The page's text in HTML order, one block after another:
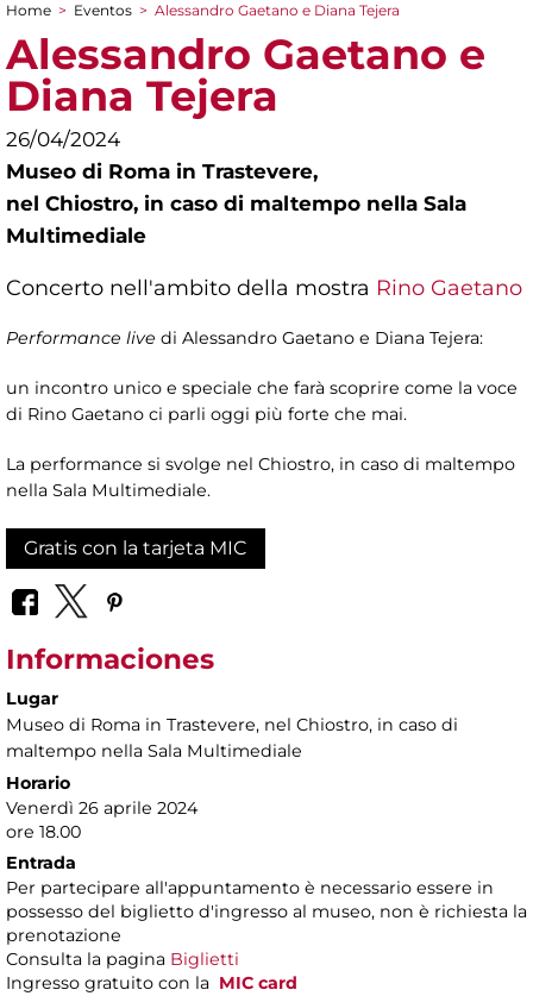
You are here
Home > Eventos > Alessandro Gaetano e Diana Tejera
Alessandro Gaetano e
Diana Tejera
26/04/2024
Museo di Roma in Trastevere,
nel Chiostro, in caso di maltempo nella Sala
Multimediale
Concerto nell'ambito della mostra Rino Gaetano
Performance live di Alessandro Gaetano e Diana Tejera:
un incontro unico e speciale che farà scoprire come la voce
di Rino Gaetano ci parli oggi più forte che mai.
La performance si svolge nel Chiostro, in caso di maltempo
nella Sala Multimediale.
Gratis con la tarjeta MIC
Informaciones
Lugar
Museo di Roma in Trastevere, nel Chiostro, in caso di
maltempo nella Sala Multimediale
Horario
Venerdì 26 aprile 2024
ore 18.00
Entrada
Per partecipare all'appuntamento è necessario essere in
possesso del biglietto d'ingresso al museo, non è richiesta la
prenotazione
Consulta la pagina Biglietti
Ingresso gratuito con la MIC card